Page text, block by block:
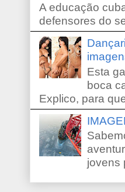
A educação
defensores do
Esta
boca
Explico, para
jovens